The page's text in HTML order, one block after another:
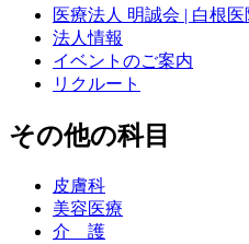
医療法人 明誠会 | 白根医
法人情報
イベントのご案内
リクルート
その他の科目
皮膚科
美容医療
介 護